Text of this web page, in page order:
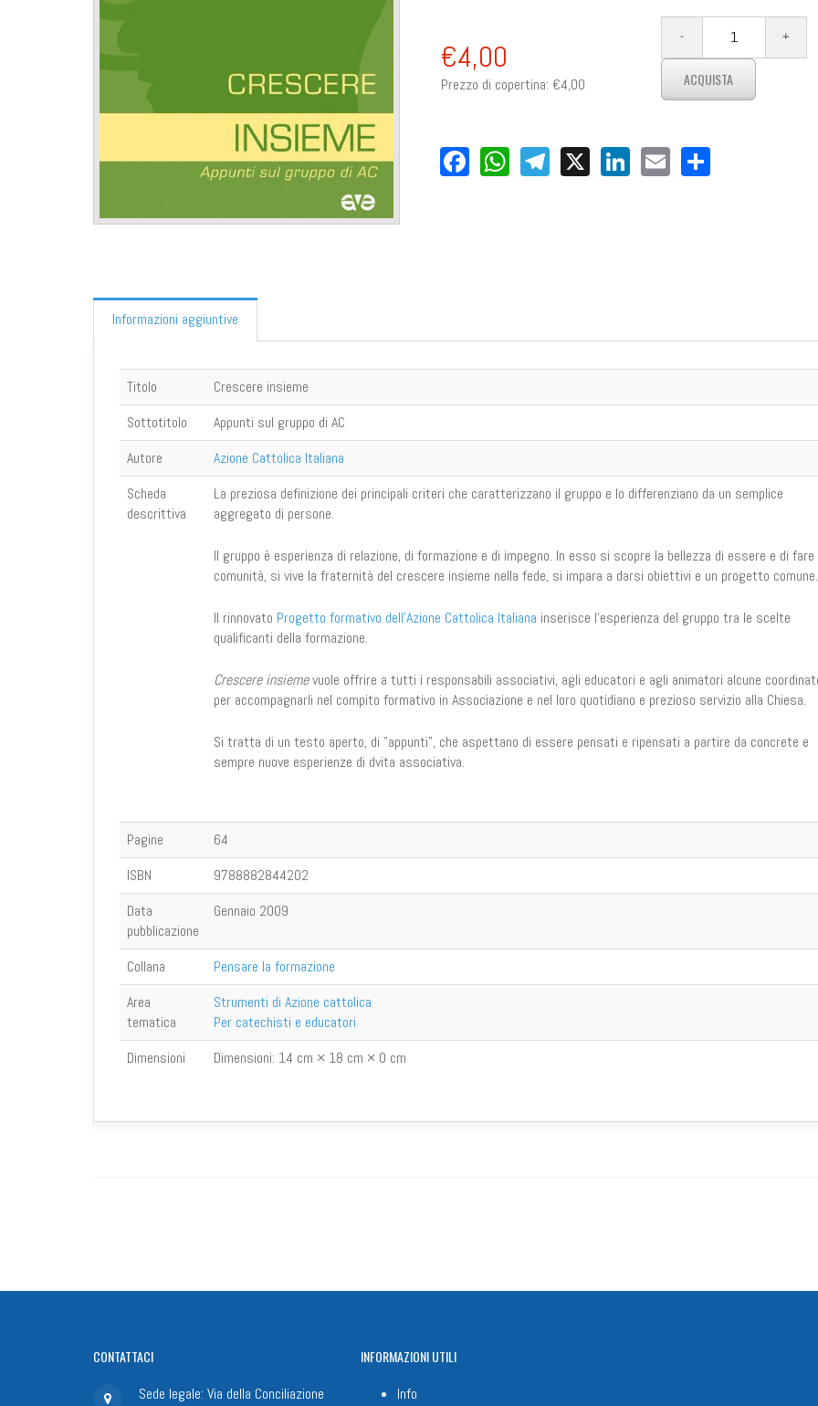
€4,00
Prezzo di copertina: €4,00
Facebook
WhatsApp
Telegram
X LinkedIn
EmailShare
Informazioni aggiuntive
Titolo
Crescere insieme
Sottotitolo
Appunti sul gruppo di AC
Autore
Azione Cattolica Italiana
Scheda
descrittiva
La preziosa definizione dei principali criteri che caratterizzano il gruppo e lo differenziano da un semplice
aggregato di persone.
Il gruppo è esperienza di relazione, di formazione e di impegno. In esso si scopre la bellezza di essere e di fare
comunità, si vive la fraternità del crescere insieme nella fede, si impara a darsi obiettivi e un progetto comune.
Il rinnovato Progetto formativo dell'Azione Cattolica Italiana inserisce l'esperienza del gruppo tra le scelte
qualificanti della formazione.
Crescere insiemevuole offrire a tutti i responsabili associativi, agli educatori e agli animatori alcune
per accompagnarli nel compito formativo in Associazione e nel loro quotidiano e prezioso servizio alla Chiesa.
Si tratta di un testo aperto, di "appunti", che aspettano di essere pensati e ripensati a partire da concrete e
sempre nuove esperienze di dvita associativa.
Pagine
64
ISBN
9788882844202
Data
pubblicazione
Gennaio 2009
Collana
Pensare la formazione
Area
tematica
Strumenti di Azione cattolica
Per catechisti e educatori
Dimensioni
Dimensioni: 14 cm × 18 cm × 0 cm
CONTATTACI
Sede legale: Via della Conciliazione
INFORMAZIONIUTILI
Info